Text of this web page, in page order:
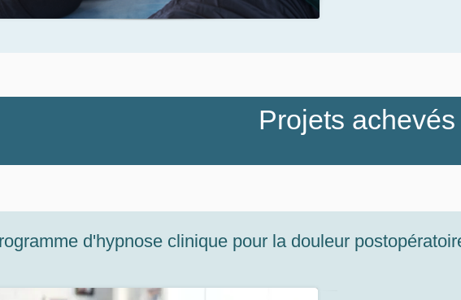
Projets achevés
d'hypnose clinique pour la douleur